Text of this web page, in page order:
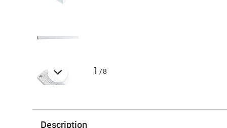
1 /8
Description